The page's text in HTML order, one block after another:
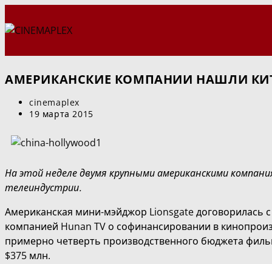
к
АМЕРИКАНСКИЕ КОМПАНИИ НАШЛИ
Автор
записи:
cinemaplex
Запись
19 марта 2015
На этой неделе двумя крупными американскими
телеиндустрии.
Американская мини-мэйджор Lionsgate
компанией Hunan TV о софинансировании в
примерно четверть производственного бюджета
$375 млн.